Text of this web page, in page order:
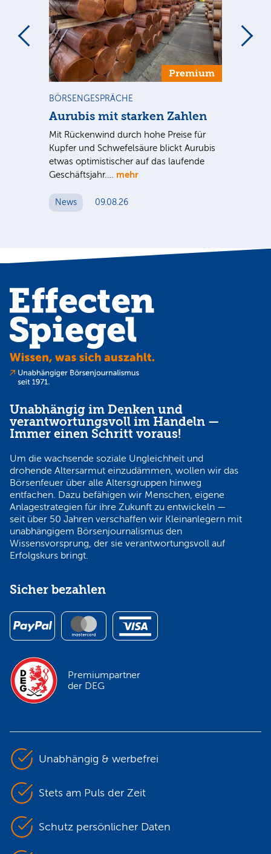
Premium
BÖRSENGESPRÄCHE
Aurubis mit starken Zahlen
Mit Rückenwind durch hohe Preise für
Kupfer und Schwefelsäure blickt Aurubis
etwas optimistischer auf das laufende
Geschäftsjahr.… mehr
News 09.08.26
Unabhängig im Denken und
verantwortungsvoll im Handeln —
Immer einen Schritt voraus!
Um die wachsende soziale Ungleichheit und
drohende Altersarmut einzudämmen, wollen wir das
Börsenfeuer über alle Altersgruppen hinweg
entfachen. Dazu befähigen wir Menschen, eigene
Anlagestrategien für ihre Zukunft zu entwickeln —
seit über 50 Jahren verschaffen wir Kleinanlegern mit
unabhängigem Börsenjournalismus den
Wissensvorsprung, der sie verantwortungsvoll auf
Erfolgskurs bringt.
Sicher bezahlen
Premiumpartner
der DEG
Unabhängig & werbefrei
Stets am Puls der Zeit
Schutz persönlicher Daten